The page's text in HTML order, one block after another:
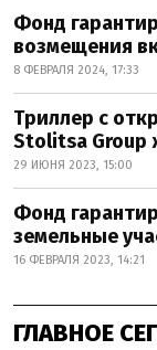
Фонд
возмещения
8 ФЕВРАЛЯ 2024, 17:33
Триллер с
Stolitsa Group
29 ИЮНЯ 2023, 15:00
Фонд
земельные
16 ФЕВРАЛЯ 2023, 14:21
ГЛАВНОЕ